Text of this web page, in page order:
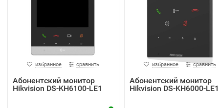
избранное сравнить
Абонентский монитор
Hikvision DS-KH6100-LE1
избранное сравнить
Абонентский монитор
Hikvision DS-KH6000-LE1